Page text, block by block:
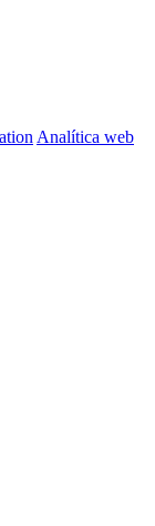
Analítica web